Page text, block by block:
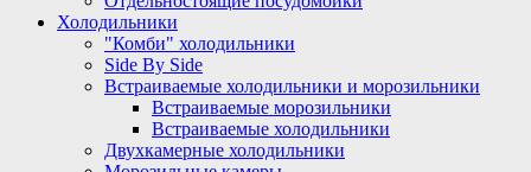
Холодильники
"Комби" холодильники
Side By Side
Встраиваемые холодильники и морозильники
Встраиваемые морозильники
Встраиваемые холодильники
Двухкамерные холодильники